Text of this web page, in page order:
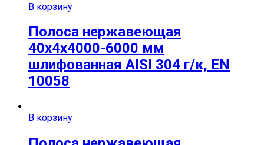
В корзину
Полоса нержавеющая
40х4х4000-6000 мм
шлифованная AISI 304 г/к, EN
10058
В корзину